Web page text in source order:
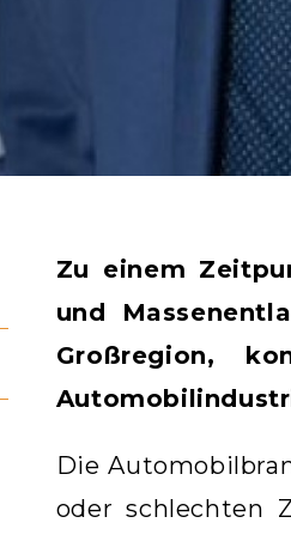
Zu einem
und
Großregion,
Die
oder schlechten